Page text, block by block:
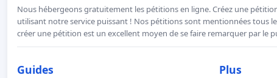
Nous hébergeons gratuitement les pétitions en ligne. Créez une
utilisant notre service puissant ! Nos pétitions sont mentionnées tous
créer une pétition est un excellent moyen de se faire remarquer par le
Guides Plus